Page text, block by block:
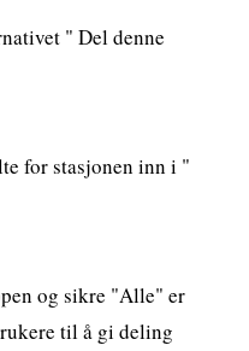
" Del denne
for stasjonen inn i "
og sikre "Alle" er
til å gi deling